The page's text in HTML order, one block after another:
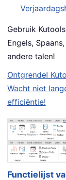
Gebruik
Engels,
andere talen!
Ontgrendel
Wacht niet
efficiëntie!
Functielijst